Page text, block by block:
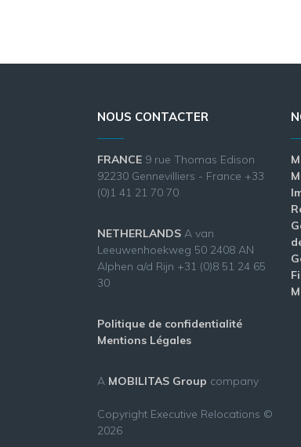
NOUS CONTACTER
FRANCE 9 rue Thomas Edison
92230 Gennevilliers - France +33
(0)1 41 21 70 70
NETHERLANDS A van
Leeuwenhoekweg 50 2408 AN
Alphen a/d Rijn +31 (0)8 51 24 65
30
Politique de confidentialité
Mentions Légales
A MOBILITAS Group company
Copyright Executive Relocations ©
2026